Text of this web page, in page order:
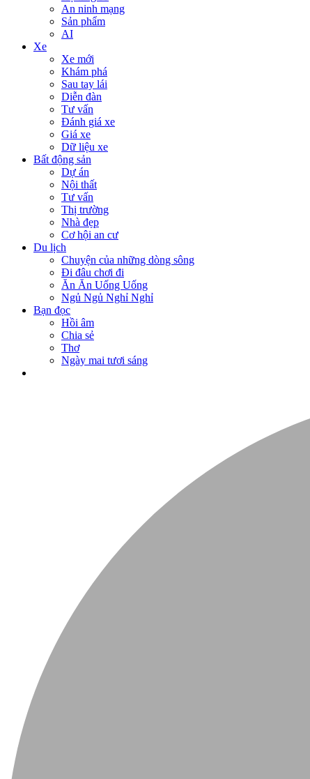
An ninh mạng
Sản phẩm
AI
Xe
Xe mới
Khám phá
Sau tay lái
Diễn đàn
Tư vấn
Đánh giá xe
Giá xe
Dữ liệu xe
Bất động sản
Dự án
Nội thất
Tư vấn
Thị trường
Nhà đẹp
Cơ hội an cư
Du lịch
Chuyện của những dòng sông
Đi đâu chơi đi
Ăn Ăn Uống Uống
Ngủ Ngủ Nghỉ Nghỉ
Bạn đọc
Hồi âm
Chia sẻ
Thơ
Ngày mai tươi sáng